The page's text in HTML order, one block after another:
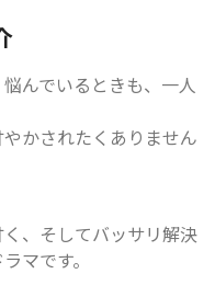
んでいるときも、一人
かされたくありません
、そしてバッサリ解決
マです。